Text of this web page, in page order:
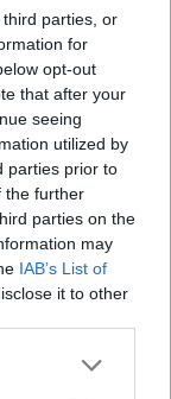
parties, or
for
opt-out
that after your
seeing
utilized by
parties prior to
the further
parties on the
may
IAB’s List of
it to other
įėjimas